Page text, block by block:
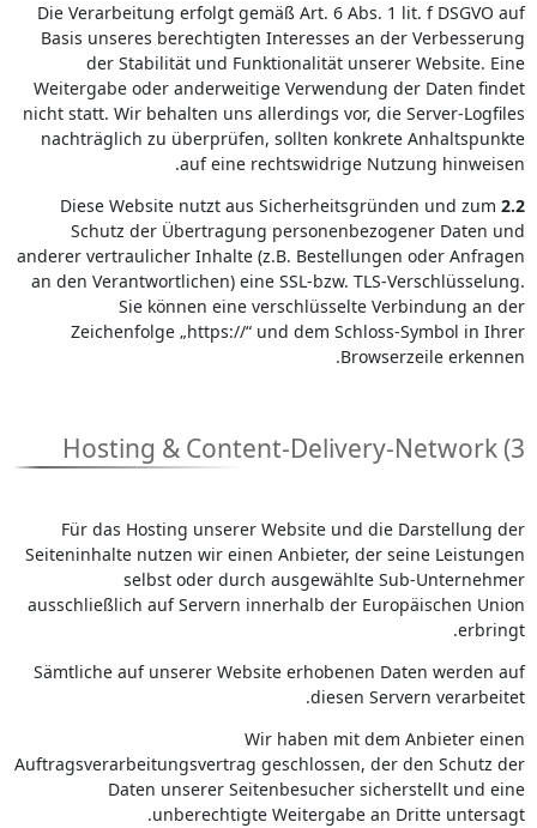
Die Verarbeitung erfolgt gemäß Art. 6 Abs. 1 lit. f DSGVO auf
Basis unseres berechtigten Interesses an der Verbesserung
der Stabilität und Funktionalität unserer Website. Eine
Weitergabe oder anderweitige Verwendung der Daten findet
nicht statt. Wir behalten uns allerdings vor, die Server-Logfiles
nachträglich zu überprüfen, sollten konkrete Anhaltspunkte
auf eine rechtswidrige Nutzung hinweisen.
2.2
Diese Website nutzt aus Sicherheitsgründen und zum
Schutz der Übertragung personenbezogener Daten und
anderer vertraulicher Inhalte (z.B. Bestellungen oder Anfragen
an den Verantwortlichen) eine SSL-bzw. TLS-Verschlüsselung.
Sie können eine verschlüsselte Verbindung an der
Zeichenfolge „https://“ und dem Schloss-Symbol in Ihrer
Browserzeile erkennen.
3) Hosting & Content-Delivery-Network
Für das Hosting unserer Website und die Darstellung der
Seiteninhalte nutzen wir einen Anbieter, der seine Leistungen
selbst oder durch ausgewählte Sub-Unternehmer
ausschließlich auf Servern innerhalb der Europäischen Union
erbringt.
Sämtliche auf unserer Website erhobenen Daten werden auf
diesen Servern verarbeitet.
Wir haben mit dem Anbieter einen
Auftragsverarbeitungsvertrag geschlossen, der den Schutz der
Daten unserer Seitenbesucher sicherstellt und eine
unberechtigte Weitergabe an Dritte untersagt.